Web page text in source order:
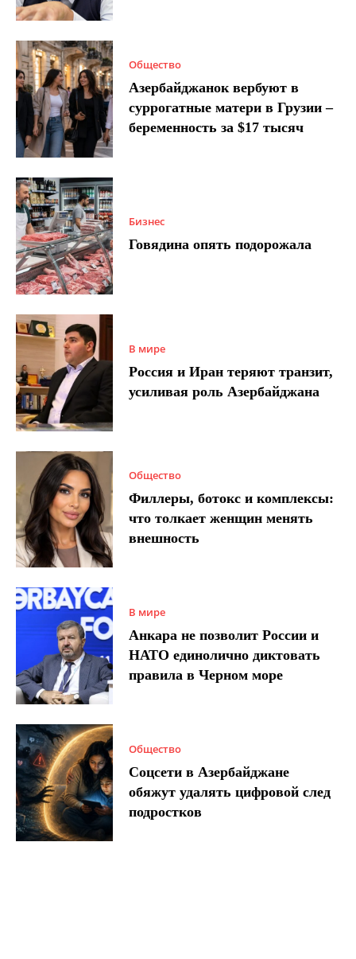
Общество
Азербайджанок вербуют в
суррогатные матери в Грузии –
беременность за $17 тысяч
Бизнес
Говядина опять подорожала
В мире
Россия и Иран теряют транзит,
усиливая роль Азербайджана
Общество
Филлеры, ботокс и комплексы:
что толкает женщин менять
внешность
В мире
Анкара не позволит России и
НАТО единолично диктовать
правила в Черном море
Общество
Соцсети в Азербайджане
обяжут удалять цифровой след
подростков